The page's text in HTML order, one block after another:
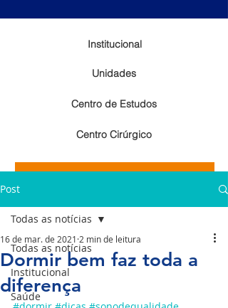
Unidades
Centro Cirúrgico
Centro de Estudos
Institucional
Resultados de exames laboratoriais
Post
Todas as notícias
Institucional
Saúde
Todas as notícias
Dormir bem faz toda a
diferença
16 de mar. de 2021 2 min de leitura